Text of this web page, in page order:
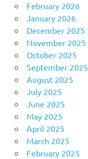
February 2026
January 2026
December 2025
November 2025
October 2025
September 2025
August 2025
July 2025
June 2025
May 2025
April 2025
March 2025
February 2025